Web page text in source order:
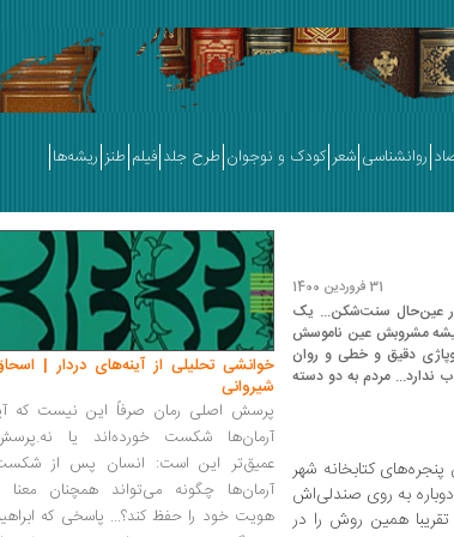
روانشناسی شعر کودک و نوجوان طرح جلد فیلم طنز ریشه‌ها
31 فروردین 1400
در عین‌حال سنت‌شکن... یک
شیشه‌ مشروبش عین ناموسش
دقیق‌ و خطی‌ و روان‌
مردم به دو دسته‌
کتابخانه‌ شهر
به روی‌ صندلی‌اش
همین‌ روش را در
خوانشی تحلیلی از آینه‌های دردار |
شیروانی
پرسش اصلی رمان صرفاً این نیست که
آرمان‌ها شکست خورده‌اند یا
عمیق‌تر این است: انسان پس از
آرمان‌ها چگونه می‌تواند همچنان معنا
هویت خود را حفظ کند؟... پاسخی که